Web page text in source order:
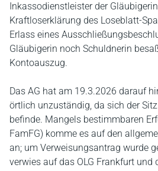
Inkassodienstleister der
Kraftloserklärung des Loseblatt-
Erlass eines
Gläubigerin noch Schuldnerin
Kontoauszug.
Das AG hat am 19.3.2026 darauf
örtlich unzuständig, da sich der Sitz
befinde. Mangels bestimmbaren
FamFG) komme es auf den
an; um Verweisungsantrag wurde
verwies auf das OLG Frankfurt und